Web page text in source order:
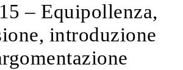
– Equipollenza,
introduzione